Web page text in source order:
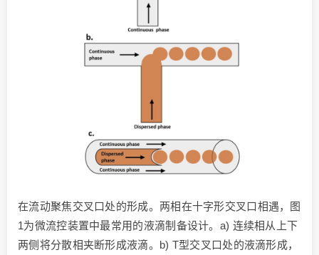
在流动聚焦交叉口处的形成。两相在十字形交叉口相遇，图
1为微流控装置中最常用的液滴制备设计。a) 连续相从上下
两侧将分散相夹断形成液滴。b) T型交叉口处的液滴形成，